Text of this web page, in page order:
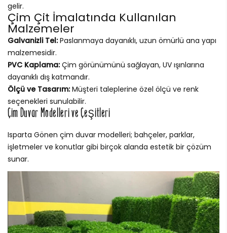
gelir.
Çim Çit İmalatında Kullanılan
Malzemeler
Galvanizli Tel:Paslanmaya dayanıklı, uzun ömürlü ana yapı
malzemesidir.
PVC Kaplama:Çim görünümünü sağlayan, UV ışınlarına
dayanıklı dış katmandır.
Ölçü ve Tasarım:Müşteri taleplerine özel ölçü ve renk
seçenekleri sunulabilir.
Çim Duvar Modelleri ve Çeşitleri
Isparta Gönen çim duvar modelleri; bahçeler, parklar,
işletmeler ve konutlar gibi birçok alanda estetik bir çözüm
sunar.